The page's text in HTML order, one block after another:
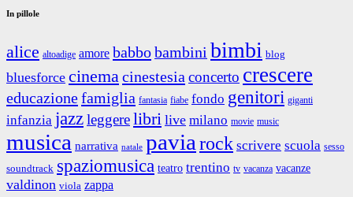
tempo
In pillole
alice altoadige amore babbobambini bimbi blog
bluesforce cinema cinestesia concerto crescere
educazionefamiglia fantasia fiabe fondo genitori giganti
infanzia jazzleggerelibri live milano movie music
musica narrativa natale pavia rock scrivere scuola sesso
soundtrack spaziomusica teatro trentino tv vacanza vacanze
valdinon viola zappa